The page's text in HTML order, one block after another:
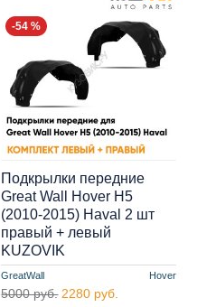
-54 %
GreatWall Hover
Подкрылки передние
Great Wall Hover H5
(2010-2015) Haval 2 шт
правый + левый
KUZOVIK
5000 руб. 2280 руб.